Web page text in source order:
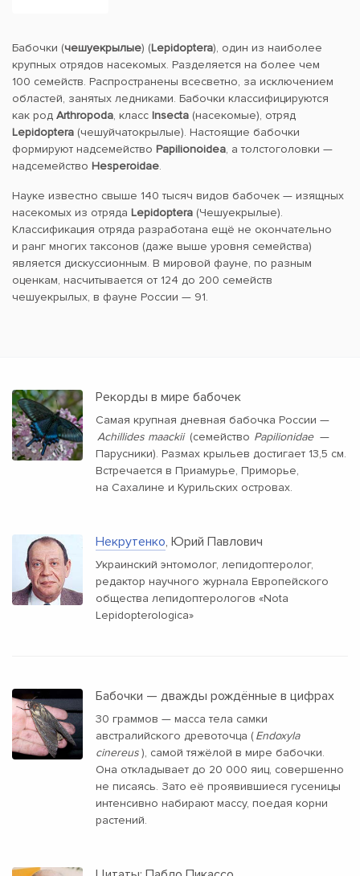
Бабочки (чешуекрылые) (Lepidoptera), один из наиболее
крупных отрядов насекомых. Разделяется на более чем
100 семейств. Распространены всесветно, за исключением
областей, занятых ледниками. Бабочки классифицируются
как род Arthropoda, класс Insecta (насекомые), отряд
Lepidoptera (чешуйчатокрылые). Настоящие бабочки
формируют надсемейство Papilionoidea, а толстоголовки —
надсемейство Hesperoidae.
Науке известно свыше 140 тысяч видов бабочек — изящных
насекомых из отряда Lepidoptera (Чешуекрылые).
Классификация отряда разработана ещё не окончательно
и ранг многих таксонов (даже выше уровня семейства)
является дискуссионным. В мировой фауне, по разным
оценкам, насчитывается от 124 до 200 семейств
чешуекрылых, в фауне России — 91.
Рекорды в мире бабочек
Самая крупная дневная бабочка России —
Achillides maackii (семейство Papilionidae —
Парусники). Размах крыльев достигает 13,5 см.
Встречается в Приамурье, Приморье,
на Сахалине и Курильских островах.
Некрутенко, Юрий Павлович
Украинский энтомолог, лепидоптеролог,
редактор научного журнала Европейского
общества лепидоптерологов «Nota
Lepidopterologica»
Бабочки — дважды рождённые в цифрах
30 граммов — масса тела самки
австралийского древоточца (Endoxyla
cinereus), самой тяжёлой в мире бабочки.
Она откладывает до 20 000 яиц, совершенно
не писаясь. Зато её проявившиеся гусеницы
интенсивно набирают массу, поедая корни
растений.